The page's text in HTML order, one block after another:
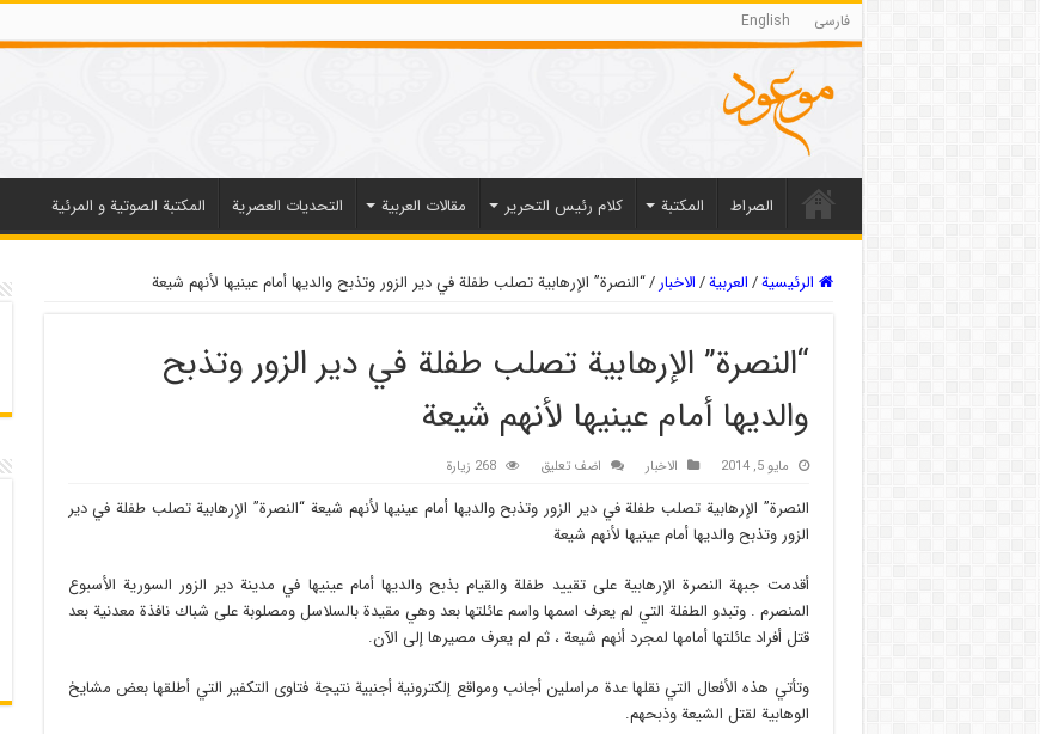
فارسی English
الصراط المکتبة كلام رئيس التحرير مقالات العربیة التحديات العصرية المكتبة الصوتية و المرئية
الرئيسية/العربیة/الاخبار /“النصرة” الإرهابية تصلب طفلة في دير الزور وتذبح والديها أمام عينيها لأنهم شيعة
“النصرة” الإرهابية تصلب طفلة في دير الزور وتذبح
والديها أمام عينيها لأنهم شيعة
مايو 5, 2014 الاخبار اضف تعليق 268 زيارة
النصرة” الإرهابية تصلب طفلة في دير الزور وتذبح والديها أمام عينيها لأنهم شيعة “النصرة” الإرهابية تصلب طفلة في دير
الزور وتذبح والديها أمام عينيها لأنهم شيعة
أقدمت جبهة النصرة الإرهابية على تقييد طفلة والقيام بذبح والديها أمام عينيها في مدينة دير الزور السورية الأسبوع
المنصرم . وتبدو الطفلة التي لم يعرف اسمها واسم عائلتها بعد وهي مقيدة بالسلاسل ومصلوبة على شباك نافذة معدنية بعد
قتل أفراد عائلتها أمامها لمجرد أنهم شيعة ، ثم لم يعرف مصيرها إلى الآن.
وتأتي هذه الأفعال التي نقلها عدة مراسلين أجانب ومواقع إلكترونية أجنبية نتيجة فتاوى التكفير التي أطلقها بعض مشايخ
الوهابية لقتل الشيعة وذبحهم.